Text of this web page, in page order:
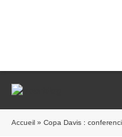
Accueil » Copa Davis :